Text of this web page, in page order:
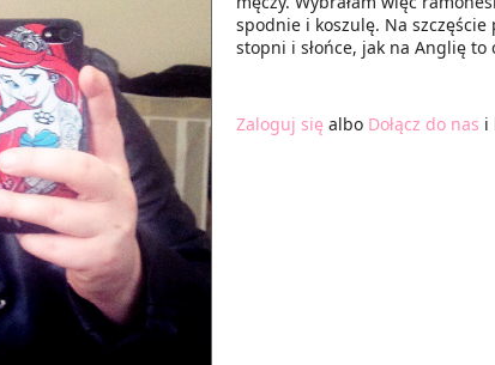
spodnie i koszulę. Na
stopni i słońce, jak na Anglię
Zaloguj się albo Dołącz do nas i